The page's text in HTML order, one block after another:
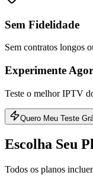
Sem Fidelidade
Sem contratos longos
Experimente
Teste o melhor IPTV
Quero Meu Teste
Escolha Seu
Todos os planos